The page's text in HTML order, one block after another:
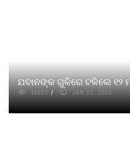
ଯବାନଙ୍କ ଗୁଳିରେ ଟଳିଲେ ୧୨
15663 JAN 21, 2025